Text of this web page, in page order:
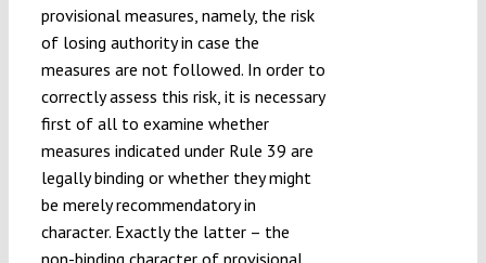
provisional measures, namely, the risk
of losing authority in case the
measures are not followed. In order to
correctly assess this risk, it is necessary
first of all to examine whether
measures indicated under Rule 39 are
legally binding or whether they might
be merely recommendatory in
character. Exactly the latter – the
non-binding character of provisional